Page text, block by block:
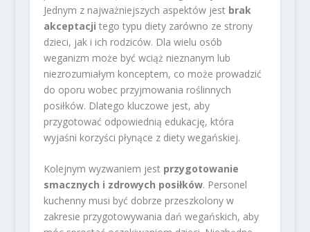
Jednym z najważniejszych aspektów jest brak
akceptacji tego typu diety zarówno ze strony
dzieci, jak i ich rodziców. Dla wielu osób
weganizm może być wciąż nieznanym lub
niezrozumiałym konceptem, co może prowadzić
do oporu wobec przyjmowania roślinnych
posiłków. Dlatego kluczowe jest, aby
przygotować odpowiednią edukację, która
wyjaśni korzyści płynące z diety wegańskiej.
Kolejnym wyzwaniem jest przygotowanie
smacznych i zdrowych posiłków. Personel
kuchenny musi być dobrze przeszkolony w
zakresie przygotowywania dań wegańskich, aby